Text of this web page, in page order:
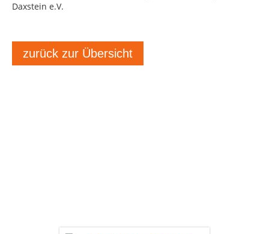
Daxstein e.V.
zurück zur Übersicht